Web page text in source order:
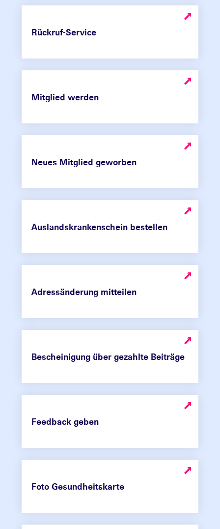
Rückruf-Service
Mitglied werden
Neues Mitglied geworben
Auslandskrankenschein bestellen
Adressänderung mitteilen
Bescheinigung über gezahlte Beiträge
Feedback geben
Foto Gesundheitskarte